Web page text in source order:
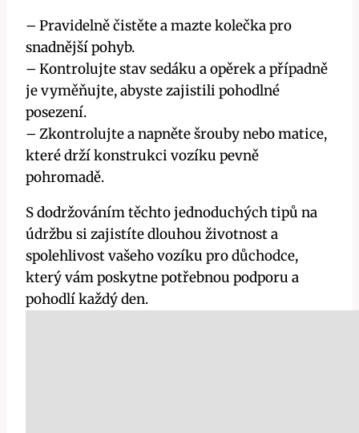
– Pravidelně čistěte a mazte kolečka pro
snadnější pohyb.
– Kontrolujte stav sedáku a opěrek a případně
je vyměňujte, abyste zajistili pohodlné
posezení.
– Zkontrolujte a napněte šrouby nebo matice,
které drží konstrukci vozíku pevně
pohromadě.
S dodržováním těchto jednoduchých tipů na
údržbu si zajistíte dlouhou životnost a
spolehlivost vašeho vozíku pro důchodce,
který vám poskytne potřebnou podporu a
pohodlí každý den.